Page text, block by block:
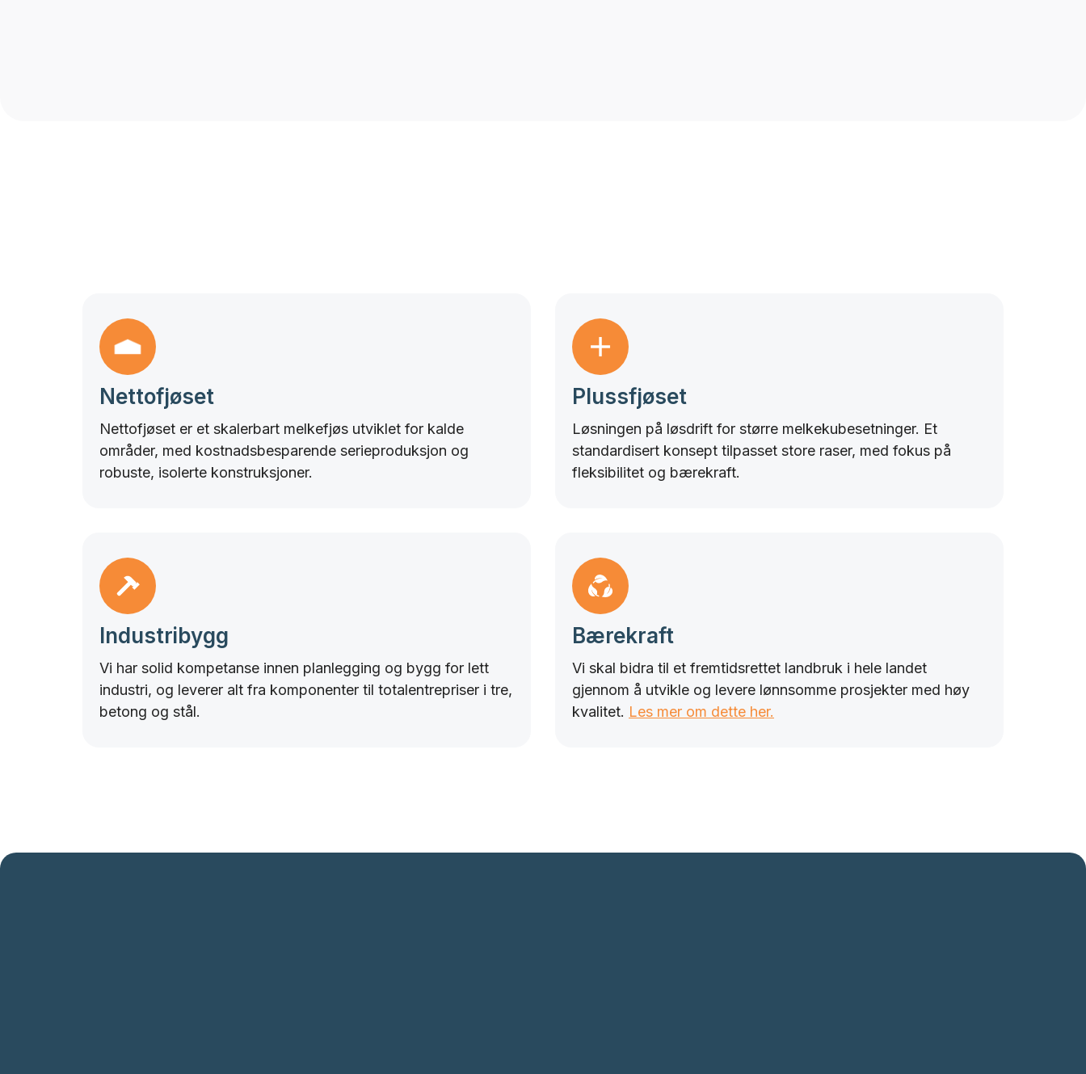
Nettofjøset
Nettofjøset er et skalerbart melkefjøs utviklet for kalde
områder, med kostnadsbesparende serieproduksjon og
robuste, isolerte konstruksjoner.
Plussfjøset
Løsningen på løsdrift for større melkekubesetninger. Et
standardisert konsept tilpasset store raser, med fokus på
fleksibilitet og bærekraft.
Industribygg
Vi har solid kompetanse innen planlegging og bygg for lett
industri, og leverer alt fra komponenter til totalentrepriser i tre,
betong og stål.
Bærekraft
Vi skal bidra til et fremtidsrettet landbruk i hele landet
gjennom å utvikle og levere lønnsomme prosjekter med høy
kvalitet. Les mer om dette her.